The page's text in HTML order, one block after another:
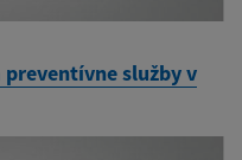
preventívne služby v